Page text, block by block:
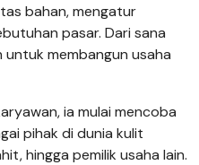
bahan, mengatur
pasar. Dari sana
untuk membangun usaha
ia mulai mencoba
pihak di dunia kulit
hingga pemilik usaha lain.